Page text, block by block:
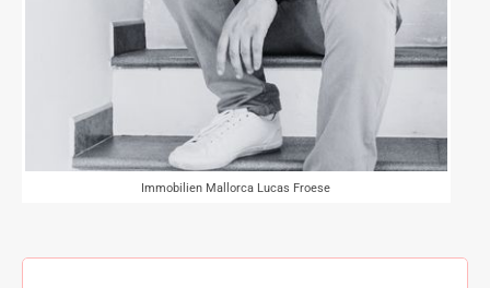
Immobilien Mallorca Lucas Froese